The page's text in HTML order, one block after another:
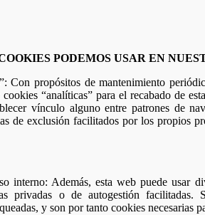
PODEMOS USAR EN
Con propósitos de mantenimiento
“analíticas” para el recabado de
vínculo alguno entre patrones de
de exclusión facilitados por los propios
interno: Además, esta web puede usar
privadas o de autogestión facilitadas.
y son por tanto cookies necesarias